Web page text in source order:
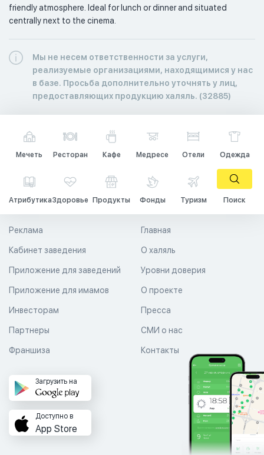
friendly atmosphere. Ideal for lunch or dinner and situated
centrally next to the cinema.
Мы не несем ответственности за услуги,
реализуемые организациями, находящимися у нас
в базе. Просьба дополнительно уточнять у лиц,
предоставляющих продукцию халяль. (32885)
Мечеть Ресторан Кафе Медресе Отели Одежда
АтрибутикаЗдоровье Продукты Фонды Туризм Поиск
Главная
О халяль
Уровни доверия
Реклама
Кабинет заведения
Приложение для заведений
Приложение для имамов О проекте
Пресса
СМИ о нас
Контакты
Инвесторам
Партнеры
Франшиза
Загрузить на
Доступно в
App Store